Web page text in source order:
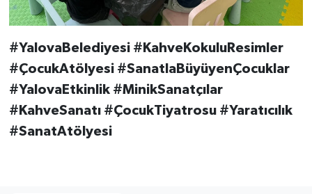
#YalovaBelediyesi #KahveKokuluResimler
#ÇocukAtölyesi #SanatlaBüyüyenÇocuklar
#YalovaEtkinlik #MinikSanatçılar
#KahveSanatı #ÇocukTiyatrosu #Yaratıcılık
#SanatAtölyesi